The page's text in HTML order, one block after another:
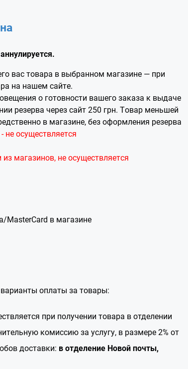
вас товара в выбранном магазине — при
на нашем сайте.
о готовности вашего заказа к выдаче
резерва через сайт 250 грн. Товар меньшей
в магазине, без оформления резерва
не осуществляется
магазинов, не осуществляется
MasterCard в магазине
оплаты за товары:
при получении товара в отделении
комиссию за услугу, в размере 2% от
доставки: в отделение Новой почты,